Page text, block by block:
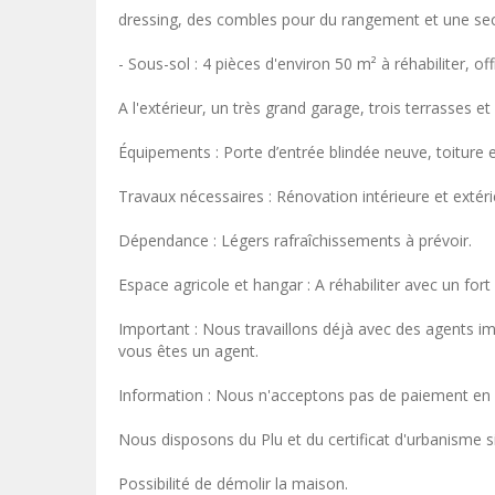
dressing, des combles pour du rangement et une
- Sous-sol : 4 pièces d'environ 50 m² à réhabiliter,
A l'extérieur, un très grand garage, trois terrasses et
Équipements : Porte d’entrée blindée neuve,
Travaux nécessaires : Rénovation intérieure et
Dépendance : Légers rafraîchissements à prévoir.
Espace agricole et hangar : A réhabiliter avec un
Important : Nous travaillons déjà avec des agents
vous êtes un agent.
Information : Nous n'acceptons pas de paiement
Nous disposons du Plu et du certificat d'urbanisme
Possibilité de démolir la maison.